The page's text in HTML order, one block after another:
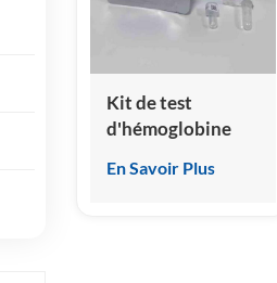
Kit de test
d'hémoglobine
canine et féline
En Savoir Plus